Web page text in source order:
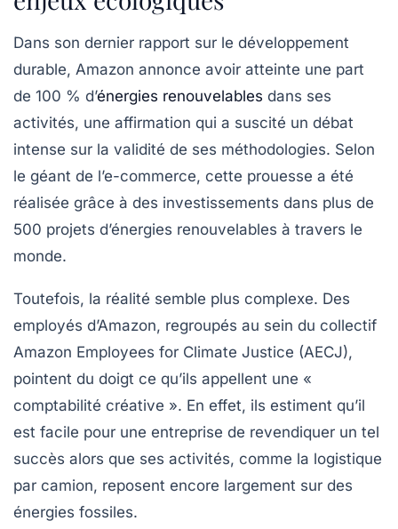
Dans son dernier rapport sur le développement
durable, Amazon annonce avoir atteinte une part
de 100 % d’énergies renouvelables dans ses
activités, une affirmation qui a suscité un débat
intense sur la validité de ses méthodologies. Selon
le géant de l’e-commerce, cette prouesse a été
réalisée grâce à des investissements dans plus de
500 projets d’énergies renouvelables à travers le
monde.
Toutefois, la réalité semble plus complexe. Des
employés d’Amazon, regroupés au sein du collectif
Amazon Employees for Climate Justice (AECJ),
pointent du doigt ce qu’ils appellent une «
comptabilité créative ». En effet, ils estiment qu’il
est facile pour une entreprise de revendiquer un tel
succès alors que ses activités, comme la logistique
par camion, reposent encore largement sur des
énergies fossiles.